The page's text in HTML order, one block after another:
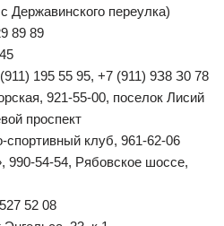
Державинского переулка)
89 89
195 55 95, +7 (911) 9З8 З0 78
921-55-00, поселок Лисий
проспект
спортивный клуб, 961-62-06
990-54-54, Рябовское шоссе,
52 08